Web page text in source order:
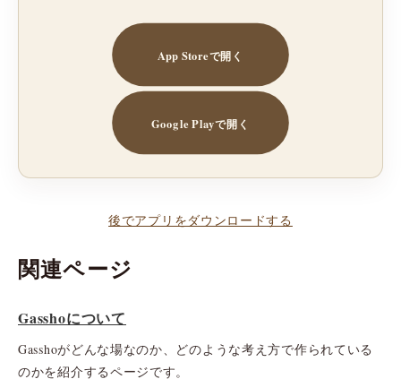
App Storeで開く
Google Playで開く
後でアプリをダウンロードする
関連ページ
Gasshoについて
Gasshoがどんな場なのか、どのような考え方で作られている
のかを紹介するページです。